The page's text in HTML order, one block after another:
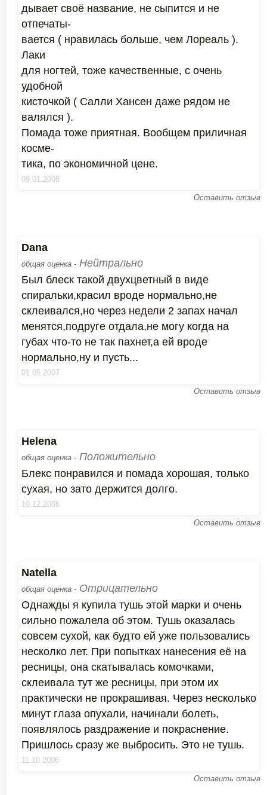
дывает своё название, не сыпится и не
отпечаты-
вается ( нравилась больше, чем Лореаль ).
Лаки
для ногтей, тоже качественные, с очень
удобной
кисточкой ( Салли Хансен даже рядом не
валялся ).
Помада тоже приятная. Вообщем приличная
косме-
тика, по экономичной цене.
09.01.2008
Оставить отзыв
Dana
общая оценка - Нейтрально
Был блеск такой двухцветный в виде
спиральки,красил вроде нормально,не
склеивался,но через недели 2 запах начал
менятся,подруге отдала,не могу когда на
губах что-то не так пахнет,а ей вроде
нормально,ну и пусть...
01.05.2007
Оставить отзыв
Helena
общая оценка - Положительно
Блекс понравился и помада хорошая, только
сухая, но зато держится долго.
10.12.2006
Оставить отзыв
Natella
общая оценка - Отрицательно
Однажды я купила тушь этой марки и очень
сильно пожалела об этом. Тушь оказалась
совсем сухой, как будто ей уже пользовались
несколко лет. При попытках нанесения её на
ресницы, она скатывалась комочками,
склеивала тут же ресницы, при этом их
практически не прокрашивая. Через несколько
минут глаза опухали, начинали болеть,
появлялось раздражение и покраснение.
Пришлось сразу же выбросить. Это не тушь.
11.10.2006
Оставить отзыв